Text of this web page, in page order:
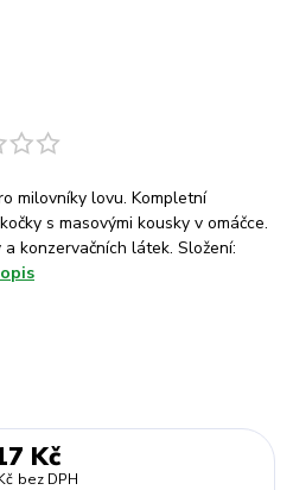
milovníky lovu. Kompletní
s masovými kousky v omáčce.
konzervačních látek. Složení:
Kč
bez DPH